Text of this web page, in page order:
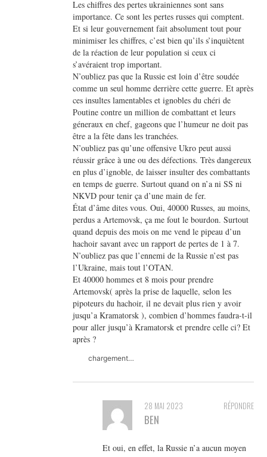
Les chiffres des pertes ukrainiennes sont sans
importance. Ce sont les pertes russes qui comptent.
Et si leur gouvernement fait absolument tout pour
minimiser les chiffres, c’est bien qu’ils s’inquiètent
de la réaction de leur population si ceux ci
s’avéraient trop important.
N’oubliez pas que la Russie est loin d’être soudée
comme un seul homme derrière cette guerre. Et après
ces insultes lamentables et ignobles du chéri de
Poutine contre un million de combattant et leurs
géneraux en chef, gageons que l’humeur ne doit pas
être a la fête dans les tranchées.
N’oubliez pas qu’une offensive Ukro peut aussi
réussir grâce à une ou des défections. Très dangereux
en plus d’ignoble, de laisser insulter des combattants
en temps de guerre. Surtout quand on n’a ni SS ni
NKVD pour tenir ça d’une main de fer.
État d’âme dites vous. Oui, 40000 Russes, au moins,
perdus a Artemovsk, ça me fout le bourdon. Surtout
quand depuis des mois on me vend le pipeau d’un
hachoir savant avec un rapport de pertes de 1 à 7.
N’oubliez pas que l’ennemi de la Russie n’est pas
l’Ukraine, mais tout l’OTAN.
Et 40000 hommes et 8 mois pour prendre
Artemovsk( après la prise de laquelle, selon les
pipoteurs du hachoir, il ne devait plus rien y avoir
jusqu’a Kramatorsk ), combien d’hommes faudra-t-il
pour aller jusqu’à Kramatorsk et prendre celle ci? Et
après ?
chargement…
RÉPONDRE
28 MAI 2023
BEN
Et oui, en effet, la Russie n’a aucun moyen